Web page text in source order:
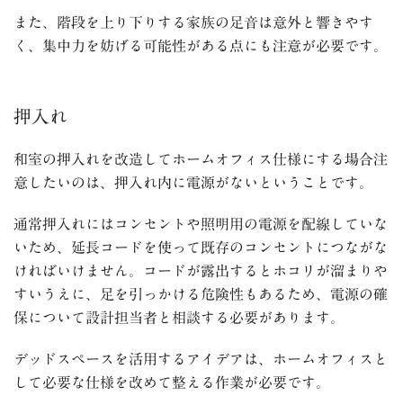
また、階段を上り下りする家族の足音は意外と響きやす
く、集中力を妨げる可能性がある点にも注意が必要です。
押入れ
和室の押入れを改造してホームオフィス仕様にする場合注
意したいのは、押入れ内に電源がないということです。
通常押入れにはコンセントや照明用の電源を配線していな
いため、延長コードを使って既存のコンセントにつながな
ければいけません。コードが露出するとホコリが溜まりや
すいうえに、足を引っかける危険性もあるため、電源の確
保について設計担当者と相談する必要があります。
デッドスペースを活用するアイデアは、ホームオフィスと
して必要な仕様を改めて整える作業が必要です。